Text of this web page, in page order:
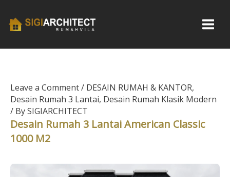
Leave a Comment/ DESAIN RUMAH & KANTOR,
Desain Rumah 3 Lantai, Desain Rumah Klasik Modern
/ BySIGIARCHITECT
Desain Rumah 3 Lantai American Classic
1000 M2